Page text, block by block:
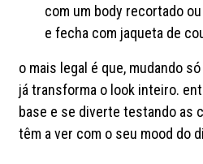
com um body recortado
e fecha com jaqueta de
o mais legal é que, mudando
já transforma o look inteiro.
base e se diverte testando as
têm a ver com o seu mood do